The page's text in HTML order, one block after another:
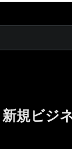
新規ビジ